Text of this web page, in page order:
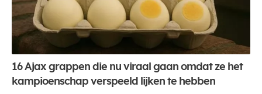
16 Ajax grappen die nu viraal gaan omdat ze het
kampioenschap verspeeld lijken te hebben